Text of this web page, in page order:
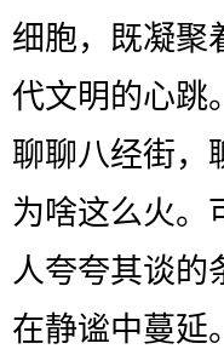
细胞，既凝聚
代文明的心跳
聊聊八经街，
为啥这么火。
人夸夸其谈的
在静谧中蔓延